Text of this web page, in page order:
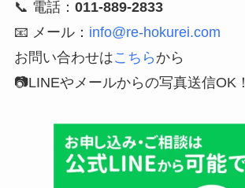
📞 電話： 011-889-2833
📧 メール： info@re-hokurei.com
お問い合わせはこちら から
📷LINEやメールからの写真送信OK！